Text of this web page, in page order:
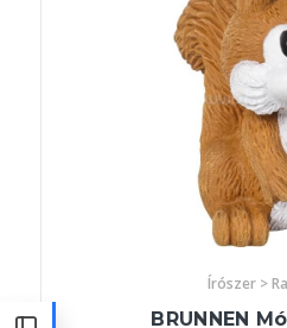
Írószer >
BRUNNEN